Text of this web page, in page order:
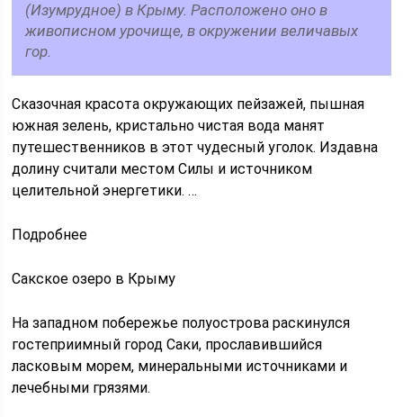
(Изумрудное) в Крыму. Расположено оно в
живописном урочище, в окружении величавых
гор.
Сказочная красота окружающих пейзажей, пышная
южная зелень, кристально чистая вода манят
путешественников в этот чудесный уголок. Издавна
долину считали местом Силы и источником
целительной энергетики. …
Подробнее
Сакское озеро в Крыму
На западном побережье полуострова раскинулся
гостеприимный город Саки, прославившийся
ласковым морем, минеральными источниками и
лечебными грязями.